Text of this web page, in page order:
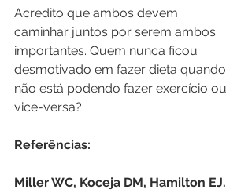
Acredito que ambos devem
caminhar juntos por serem ambos
importantes. Quem nunca ficou
desmotivado em fazer dieta quando
não está podendo fazer exercício ou
vice-versa?
Referências:
Miller WC, Koceja DM, Hamilton EJ.